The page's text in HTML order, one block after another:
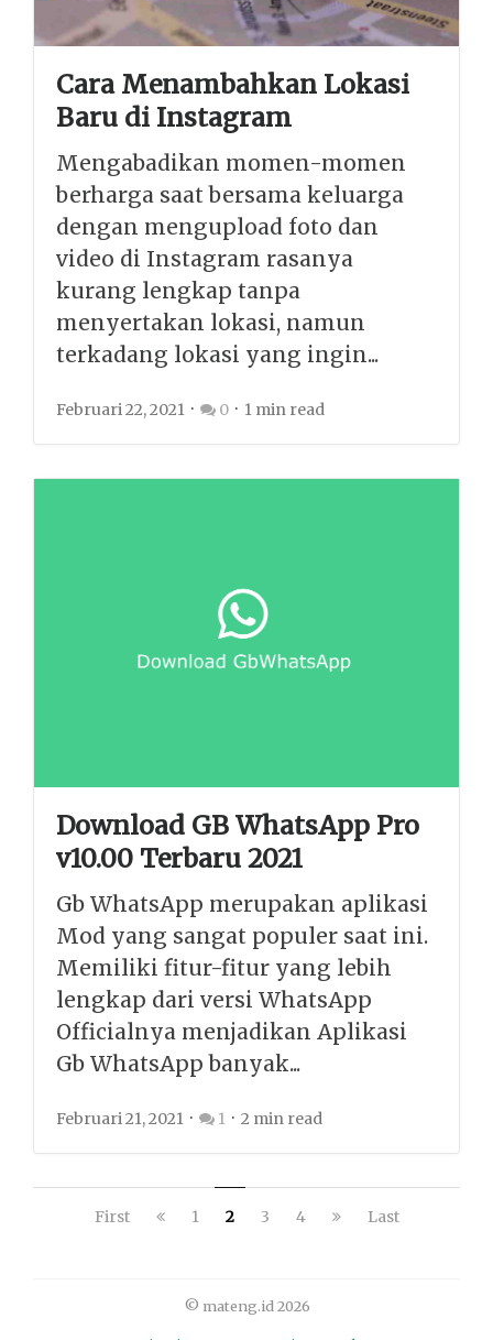
Cara Menambahkan Lokasi
Baru di Instagram
Mengabadikan momen-momen
berharga saat bersama keluarga
dengan mengupload foto dan
video di Instagram rasanya
kurang lengkap tanpa
menyertakan lokasi, namun
terkadang lokasi yang ingin...
Februari 22, 2021 0 1 min read
Download GB WhatsApp Pro
v10.00 Terbaru 2021
Gb WhatsApp merupakan aplikasi
Mod yang sangat populer saat ini.
Memiliki fitur-fitur yang lebih
lengkap dari versi WhatsApp
Officialnya menjadikan Aplikasi
Gb WhatsApp banyak...
Februari 21, 2021 1 2 min read
First 1 2 3 4 Last
© mateng.id 2026